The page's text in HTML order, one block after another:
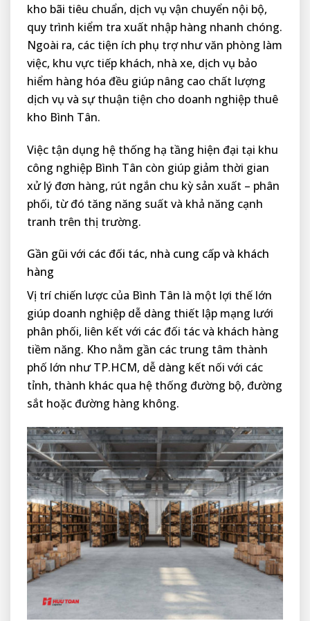
kho bãi tiêu chuẩn, dịch vụ vận chuyển nội bộ,
quy trình kiểm tra xuất nhập hàng nhanh chóng.
Ngoài ra, các tiện ích phụ trợ như văn phòng làm
việc, khu vực tiếp khách, nhà xe, dịch vụ bảo
hiểm hàng hóa đều giúp nâng cao chất lượng
dịch vụ và sự thuận tiện cho doanh nghiệp thuê
kho Bình Tân.
Việc tận dụng hệ thống hạ tầng hiện đại tại khu
công nghiệp Bình Tân còn giúp giảm thời gian
xử lý đơn hàng, rút ngắn chu kỳ sản xuất – phân
phối, từ đó tăng năng suất và khả năng cạnh
tranh trên thị trường.
Gần gũi với các đối tác, nhà cung cấp và khách
hàng
Vị trí chiến lược của Bình Tân là một lợi thế lớn
giúp doanh nghiệp dễ dàng thiết lập mạng lưới
phân phối, liên kết với các đối tác và khách hàng
tiềm năng. Kho nằm gần các trung tâm thành
phố lớn như TP.HCM, dễ dàng kết nối với các
tỉnh, thành khác qua hệ thống đường bộ, đường
sắt hoặc đường hàng không.